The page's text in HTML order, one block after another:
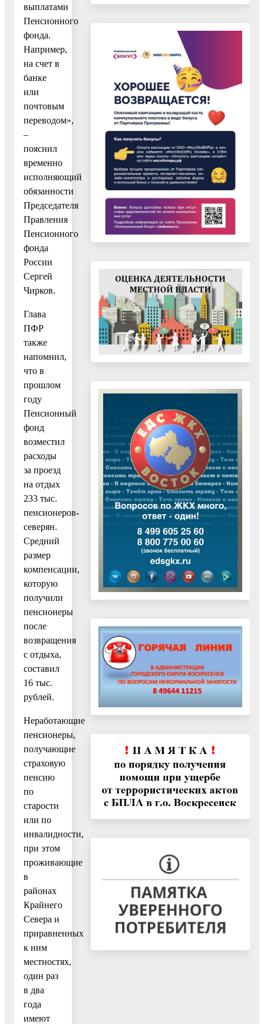
выплатами
Пенсионного
фонда.
Например,
на счет в
банке
или
почтовым
переводом»,
–
пояснил
временно
исполняющий
обязанности
Председателя
Правления
Пенсионного
фонда
России
Сергей
Чирков.
Глава
ПФР
также
напомнил,
что в
прошлом
году
Пенсионный
фонд
возместил
расходы
за проезд
на отдых
233 тыс.
пенсионеров-
северян.
Средний
размер
компенсации,
которую
получили
пенсионеры
после
возвращения
с отдыха,
составил
16 тыс.
рублей.
Неработающие
пенсионеры,
получающие
страховую
пенсию
по
старости
или по
инвалидности,
при этом
проживающие
в
районах
Крайнего
Севера и
приравненных
к ним
местностях,
один раз
в два
года
имеют